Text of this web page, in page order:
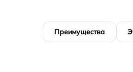
Преимущества